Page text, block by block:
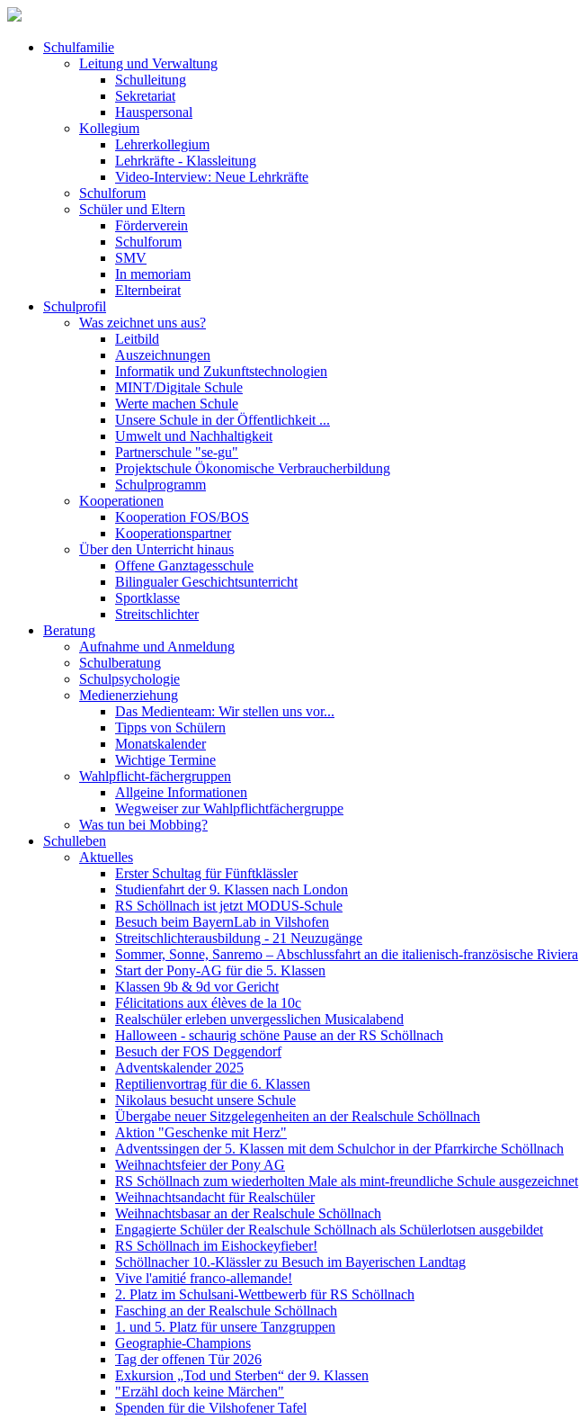
Schulfamilie
Leitung und Verwaltung
Schulleitung
Sekretariat
Hauspersonal
Kollegium
Lehrerkollegium
Lehrkräfte - Klassleitung
Video-Interview: Neue Lehrkräfte
Schulforum
Schüler und Eltern
Förderverein
Schulforum
SMV
In memoriam
Elternbeirat
Schulprofil
Was zeichnet uns aus?
Leitbild
Auszeichnungen
Informatik und Zukunftstechnologien
MINT/Digitale Schule
Werte machen Schule
Unsere Schule in der Öffentlichkeit ...
Umwelt und Nachhaltigkeit
Partnerschule "se-gu"
Projektschule Ökonomische Verbraucherbildung
Schulprogramm
Kooperationen
Kooperation FOS/BOS
Kooperationspartner
Über den Unterricht hinaus
Offene Ganztagesschule
Bilingualer Geschichtsunterricht
Sportklasse
Streitschlichter
Beratung
Aufnahme und Anmeldung
Schulberatung
Schulpsychologie
Medienerziehung
Das Medienteam: Wir stellen uns vor...
Tipps von Schülern
Monatskalender
Wichtige Termine
Wahlpflicht-fächergruppen
Allgeine Informationen
Wegweiser zur Wahlpflichtfächergruppe
Was tun bei Mobbing?
Schulleben
Aktuelles
Erster Schultag für Fünftklässler
Studienfahrt der 9. Klassen nach London
RS Schöllnach ist jetzt MODUS-Schule
Besuch beim BayernLab in Vilshofen
Streitschlichterausbildung - 21 Neuzugänge
Sommer, Sonne, Sanremo – Abschlussfahrt an die italienisch-französische Riviera
Start der Pony-AG für die 5. Klassen
Klassen 9b & 9d vor Gericht
Félicitations aux élèves de la 10c
Realschüler erleben unvergesslichen Musicalabend
Halloween - schaurig schöne Pause an der RS Schöllnach
Besuch der FOS Deggendorf
Adventskalender 2025
Reptilienvortrag für die 6. Klassen
Nikolaus besucht unsere Schule
Übergabe neuer Sitzgelegenheiten an der Realschule Schöllnach
Aktion "Geschenke mit Herz"
Adventssingen der 5. Klassen mit dem Schulchor in der Pfarrkirche Schöllnach
Weihnachtsfeier der Pony AG
RS Schöllnach zum wiederholten Male als mint-freundliche Schule ausgezeichnet
Weihnachtsandacht für Realschüler
Weihnachtsbasar an der Realschule Schöllnach
Engagierte Schüler der Realschule Schöllnach als Schülerlotsen ausgebildet
RS Schöllnach im Eishockeyfieber!
Schöllnacher 10.-Klässler zu Besuch im Bayerischen Landtag
Vive l'amitié franco-allemande!
2. Platz im Schulsani-Wettbewerb für RS Schöllnach
Fasching an der Realschule Schöllnach
1. und 5. Platz für unsere Tanzgruppen
Geographie-Champions
Tag der offenen Tür 2026
Exkursion „Tod und Sterben“ der 9. Klassen
"Erzähl doch keine Märchen"
Spenden für die Vilshofener Tafel